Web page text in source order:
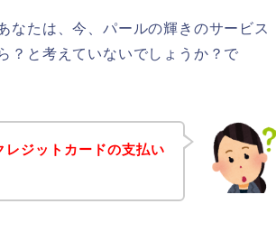
なたは、今、パールの輝きのサービス
？と考えていないでしょうか？で
レジットカードの支払い